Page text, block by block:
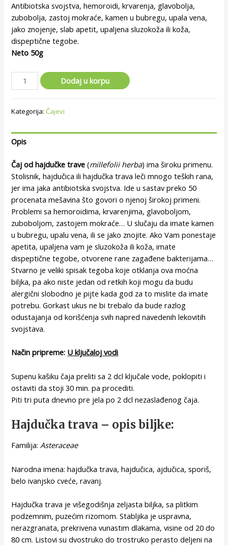
Antibiotska svojstva, hemoroidi, krvarenja, glavobolja,
zubobolja, zastoj mokraće, kamen u bubregu, upala vena,
jako znojenje, slab apetit, upaljena sluzokoža ili koža,
dispeptične tegobe.
Neto 50g
Dodaj u korpu
Kategorija:Čajevi
Opis
Čaj od hajdučke trave (millefolii herba) ima široku primenu.
Stolisnik, hajdučica ili hajdučka trava leči mnogo teških rana,
jer ima jaka antibiotska svojstva. Ide u sastav preko 50
procenata mešavina što govori o njenoj širokoj primeni.
Problemi sa hemoroidima, krvarenjima, glavoboljom,
zuboboljom, zastojem mokraće… U slučaju da imate kamen
u bubregu, upalu vena, ili se jako znojite. Ako Vam ponestaje
apetita, upaljena vam je sluzokoža ili koža, imate
dispeptične tegobe, otvorene rane zagađene bakterijama…
Stvarno je veliki spisak tegoba koje otklanja ova moćna
biljka, pa ako niste jedan od retkih koji mogu da budu
alergični slobodno je pijte kada god za to mislite da imate
potrebu. Gorkast ukus ne bi trebalo da bude razlog
odustajanja od korišćenja svih napred navedenih lekovitih
svojstava.
Način pripreme: U ključaloj vodi
Supenu kašiku čaja preliti sa 2 dcl ključale vode, poklopiti i
ostaviti da stoji 30 min. pa procediti.
Piti tri puta dnevno pre jela po 2 dcl nezaslađenog čaja.
Hajdučka trava – opis biljke:
Familija:Asteraceae
Narodna imena: hajdučka trava, hajdučica, ajdučica, sporiš,
belo ivanjsko cveće, ravanj.
Hajdučka trava je višegodišnja zeljasta biljka, sa plitkim
podzemnim, puzećim rizomom. Stabljika je uspravna,
nerazgranata, prekrivena vunastim dlakama, visine od 20 do
80 cm. Listovi su dvostruko do trostruko perasto deljeni na